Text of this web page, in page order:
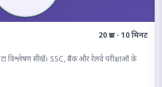
20 प्रश्न · 10 मिनट
विश्लेषण सीखें। SSC, बैंक और रेलवे परीक्षाओं के